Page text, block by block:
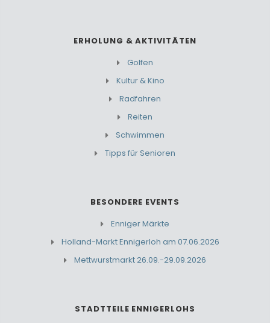
ERHOLUNG & AKTIVITÄTEN
Golfen
Kultur & Kino
Radfahren
Reiten
Schwimmen
Tipps für Senioren
BESONDERE EVENTS
Enniger Märkte
Holland-Markt Ennigerloh am 07.06.2026
Mettwurstmarkt 26.09.-29.09.2026
STADTTEILE ENNIGERLOHS